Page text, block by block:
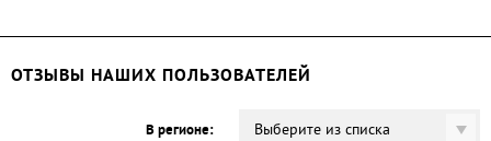
ОТЗЫВЫ НАШИХ ПОЛЬЗОВАТЕЛЕЙ
В регионе: Выберите из списка